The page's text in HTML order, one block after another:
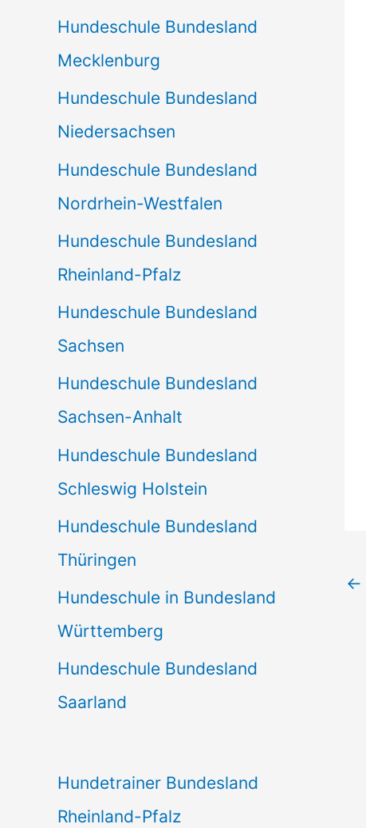
Hundeschule Bundesland
Mecklenburg
Hundeschule Bundesland
Niedersachsen
Hundeschule Bundesland
Nordrhein-Westfalen
Hundeschule Bundesland
Rheinland-Pfalz
Hundeschule Bundesland
Sachsen
Hundeschule Bundesland
Sachsen-Anhalt
Hundeschule Bundesland
Schleswig Holstein
Hundeschule Bundesland
Thüringen
Hundeschule in Bundesland
Württemberg
Hundeschule Bundesland
Saarland
Hundetrainer Bundesland
Rheinland-Pfalz
←